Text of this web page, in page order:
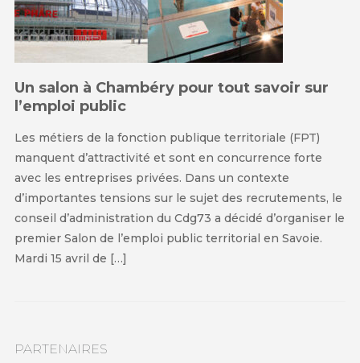
Un salon à Chambéry pour tout savoir sur
l’emploi public
Les métiers de la fonction publique territoriale (FPT)
manquent d’attractivité et sont en concurrence forte
avec les entreprises privées. Dans un contexte
d’importantes tensions sur le sujet des recrutements, le
conseil d’administration du Cdg73 a décidé d’organiser le
premier Salon de l’emploi public territorial en Savoie.
Mardi 15 avril de […]
PARTENAIRES